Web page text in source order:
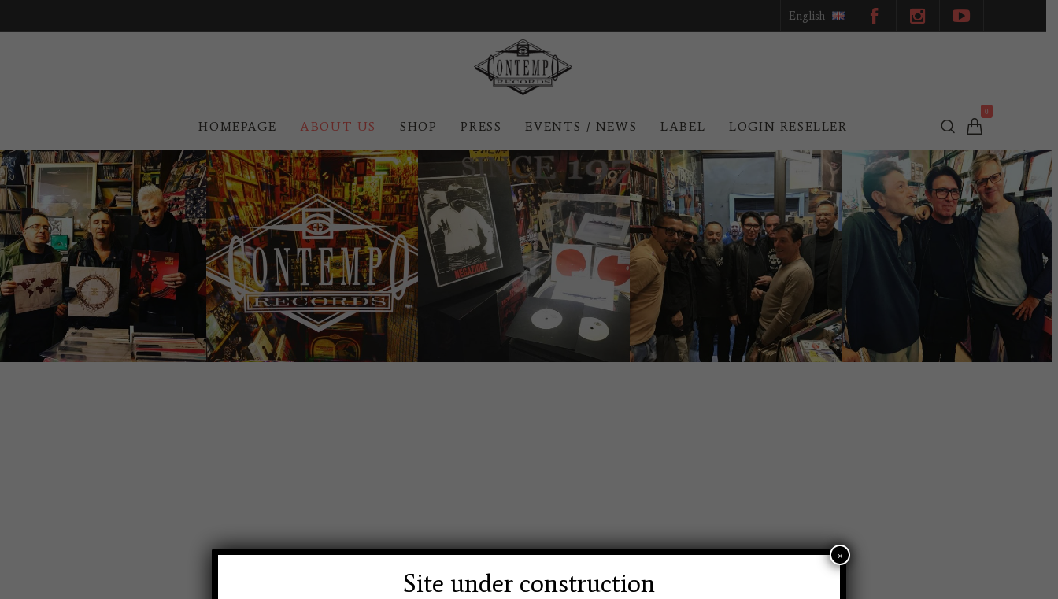
English
0
HOMEPAGE ABOUT US SHOP PRESS EVENTS / NEWS LABEL LOGIN RESELLER
Site under construction
×